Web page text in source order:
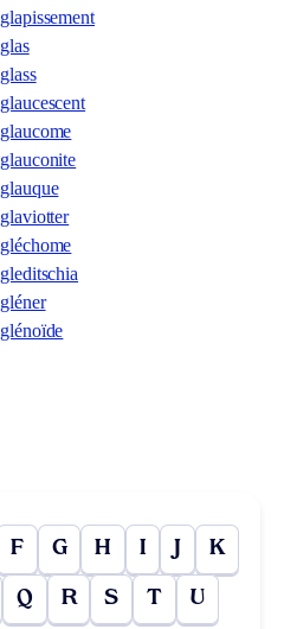
glapissement
glas
glass
glaucescent
glaucome
glauconite
glauque
glaviotter
gléchome
gleditschia
gléner
glénoïde
F G H I J K
Q R S T U